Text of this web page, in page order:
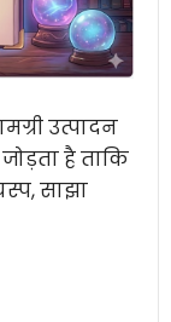
उत्पादन
है ताकि
साझा